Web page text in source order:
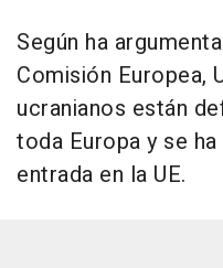
Según ha
Comisión Europea,
ucranianos están
toda Europa y se
entrada en la UE.